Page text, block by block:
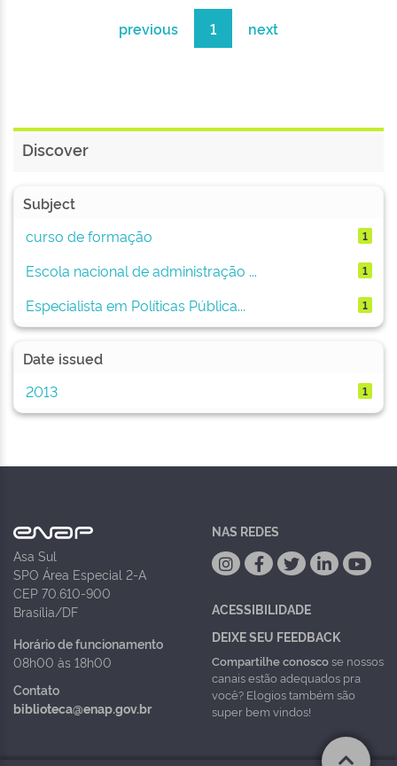
previous 1 next
Discover
Subject
curso de formação
1
Escola nacional de administração ... 1
Especialista em Políticas Pública... 1
Date issued
2013
1
Asa Sul
SPO Área Especial 2-A
CEP 70.610-900
Brasília/DF
Horário de funcionamento
08h00 às 18h00
Contato
biblioteca@enap.gov.br
NAS REDES
ACESSIBILIDADE
DEIXE SEU FEEDBACK
Compartilhe conoscose nossos
canais estão adequados pra
você? Elogios também são
super bem vindos!